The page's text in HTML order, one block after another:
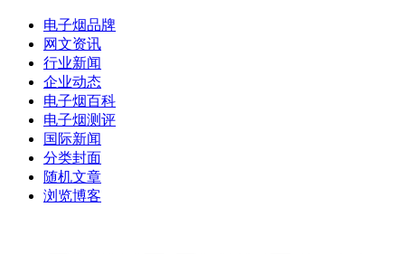
电子烟品牌
网文资讯
行业新闻
企业动态
电子烟百科
电子烟测评
国际新闻
分类封面
随机文章
浏览博客